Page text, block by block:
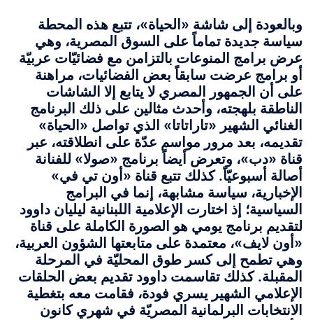
وبالعودة إلى شاشة «الحياة»، تتبع هذه المحطة
سياسة جديدة تماماً على السوق المصرية، وهي
عرض برامج المنوعات بالتزامن مع فضائيّات عربيّة
أو برامج عرضت سابقاً بعض الفضائيات، مراهنة
على أن الجمهور المصري لا يتابع إلا الشاشات
الناطقة بلهجته، وأحدث مثالين على ذلك البرنامج
الغنائي الشهير «تاراتاتا» الذي تواصل «الحياة»
تقديمه، بعد مرور مواسم عدّة على انطلاقته، عبر
قناة «دب»، وتعرض أيضاً برنامج «صولا» للفنانة
أصالة أسبوعيّاً. كذلك تتبع قناة «أون تي في»
الإخبارية، سياسة مشابهة، إنما في البرامج
السياسية؛ إذ اختارت الإعلامية اللبنانية ليليان داوود
لتقديم برنامج يومي هو الصورة الكاملة على قناة
«أون لايف»، معتمدة على متابعتها الشؤون العربية،
وهي تطمح إلى كسر طوق المحليّة في المرحلة
المقبلة. كذلك تقاسمت داوود تقديم بعض الحلقات
الإعلامي الشهير يسري فودة، فقامت معه بتغطية
الانتخابات البرلمانية المصريّة في شهري كانون